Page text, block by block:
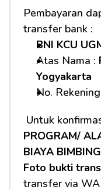
Pembayaran
transfer bank :
BNI KCU
Atas Nama :
Yogyakarta
No.
Untuk
PROGRAM/
BIAYA
Foto bukti
transfer via WA